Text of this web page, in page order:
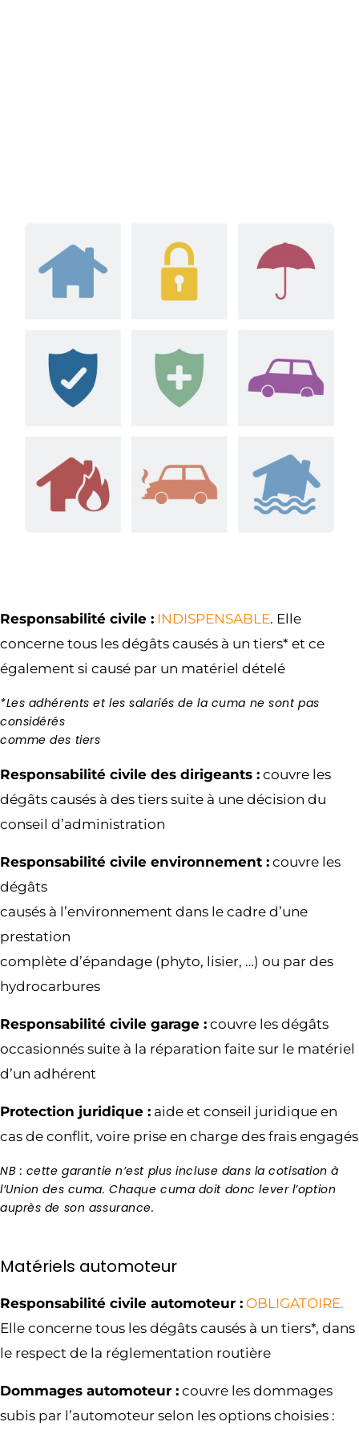
Responsabilité civile : INDISPENSABLE. Elle
concerne tous les dégâts causés à un tiers* et ce
également si causé par un matériel dételé
*Les adhérents et les salariés de la cuma ne sont pas
considérés
comme des tiers
Responsabilité civile des dirigeants : couvre les
dégâts causés à des tiers suite à une décision du
conseil d’administration
Responsabilité civile environnement : couvre les
dégâts
causés à l’environnement dans le cadre d’une
prestation
complète d’épandage (phyto, lisier, …) ou par des
hydrocarbures
Responsabilité civile garage : couvre les dégâts
occasionnés suite à la réparation faite sur le matériel
d’un adhérent
Protection juridique : aide et conseil juridique en
cas de conflit, voire prise en charge des frais engagés
NB : cette garantie n’est plus incluse dans la cotisation à
l’Union des cuma. Chaque cuma doit donc lever l’option
auprès de son assurance.
Matériels automoteur
Responsabilité civile automoteur : OBLIGATOIRE.
Elle concerne tous les dégâts causés à un tiers*, dans
le respect de la réglementation routière
Dommages automoteur : couvre les dommages
subis par l’automoteur selon les options choisies :